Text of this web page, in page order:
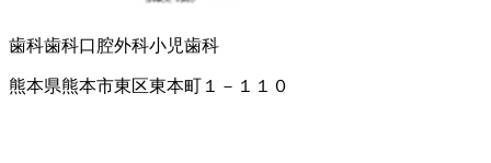
歯科歯科口腔外科小児歯科
熊本県熊本市東区東本町１－１１０